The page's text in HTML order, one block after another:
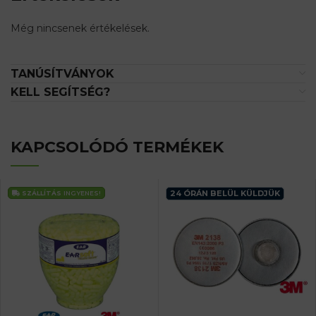
Még nincsenek értékelések.
TANÚSÍTVÁNYOK
KELL SEGÍTSÉG?
KAPCSOLÓDÓ TERMÉKEK
SZÁLLÍTÁS INGYENES! 24 ÓRÁN BELÜL KÜLDJÜK